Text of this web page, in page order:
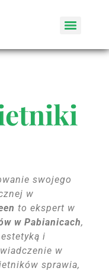
swojego
w
to ekspert w
w Pabianicach,
i
w
sprawia,